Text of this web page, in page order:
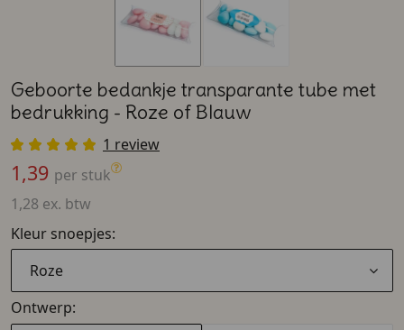
Geboorte bedankje transparante tube met
bedrukking - Roze of Blauw
1 review
1,39 per stuk
1,28 ex. btw
Kleur snoepjes:
Roze
Ontwerp: